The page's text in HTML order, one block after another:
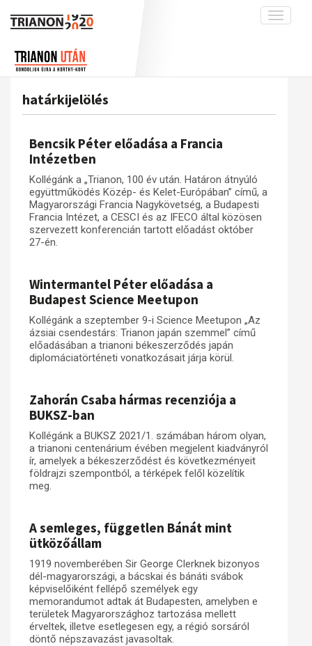
Toggle
A békerendszer megszilárdulása
Galéria
Adatbázis
Emlékművek (feltöltés alatt)
Menekültek
Visszhang
Publikációk
Dokumentumok
A trianoni szerződés
Műhelymunkák
határkijelölés
Bencsik Péter előadása a Francia
Intézetben
Kollégánk a „Trianon, 100 év után. Határon átnyúló
együttműködés Közép- és Kelet-Európában” című, a
Magyarországi Francia Nagykövetség, a Budapesti
Francia Intézet, a CESCI és az IFECO által közösen
szervezett konferencián tartott előadást október
27-én.
Wintermantel Péter előadása a
Budapest Science Meetupon
Kollégánk a szeptember 9-i Science Meetupon „Az
ázsiai csendestárs: Trianon japán szemmel” című
előadásában a trianoni békeszerződés japán
diplomáciatörténeti vonatkozásait járja körül.
Zahorán Csaba hármas recenziója a
BUKSZ-ban
Kollégánk a BUKSZ 2021/1. számában három olyan,
a trianoni centenárium évében megjelent kiadványról
ír, amelyek a békeszerződést és következményeit
földrajzi szempontból, a térképek felől közelítik
meg.
A semleges, független Bánát mint
ütközőállam
1919 novemberében Sir George Clerknek bizonyos
dél-magyarországi, a bácskai és bánáti svábok
képviselőiként fellépő személyek egy
memorandumot adtak át Budapesten, amelyben e
területek Magyarországhoz tartozása mellett
érveltek, illetve esetlegesen egy, a régió sorsáról
döntő népszavazást javasoltak.